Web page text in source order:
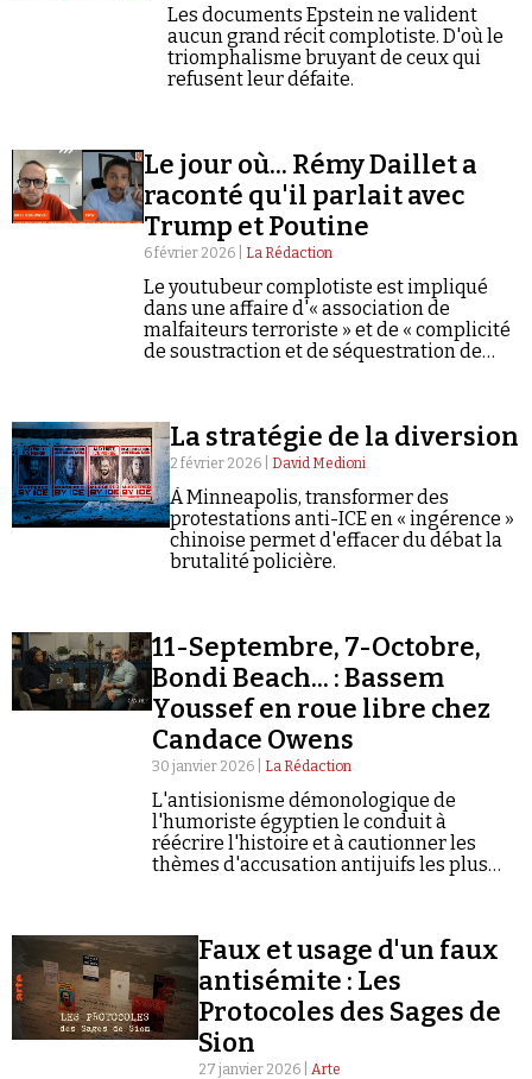
Demander à Vera
Se connecter
Les documents Epstein ne valident
aucun grand récit complotiste. D'où le
triomphalisme bruyant de ceux qui
refusent leur défaite.
Le jour où... Rémy Daillet a
raconté qu'il parlait avec
Trump et Poutine
6 février 2026 | La Rédaction
Le youtubeur complotiste est impliqué
dans une affaire d'« association de
malfaiteurs terroriste » et de « complicité
de soustraction et de séquestration de
La stratégie de la diversion
2 février 2026 | David Medioni
À Minneapolis, transformer des
protestations anti-ICE en « ingérence »
chinoise permet d'effacer du débat la
brutalité policière.
11-Septembre, 7-Octobre,
Bondi Beach... : Bassem
Youssef en roue libre chez
Candace Owens
30 janvier 2026 | La Rédaction
L'antisionisme démonologique de
l'humoriste égyptien le conduit à
réécrire l'histoire et à cautionner les
thèmes d'accusation antijuifs les plus
Faux et usage d'un faux
antisémite : Les
Protocoles des Sages de
Sion
27 janvier 2026 | Arte